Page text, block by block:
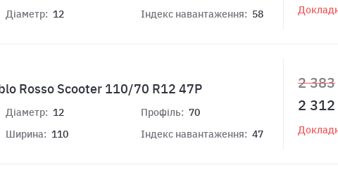
Діаметр: 12
Індекс навантаження: 58
Rosso Scooter 110/70 R12 47P
Діаметр: 12
Ширина: 110
Профіль: 70
Індекс навантаження: 47
2 383
2 312